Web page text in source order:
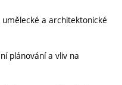
a architektonické
plánování a vliv na